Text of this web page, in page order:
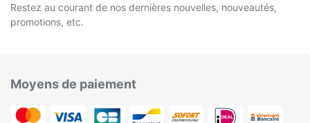
Restez au courant de nos dernières nouvelles, nouveautés,
promotions, etc.
Moyens de paiement